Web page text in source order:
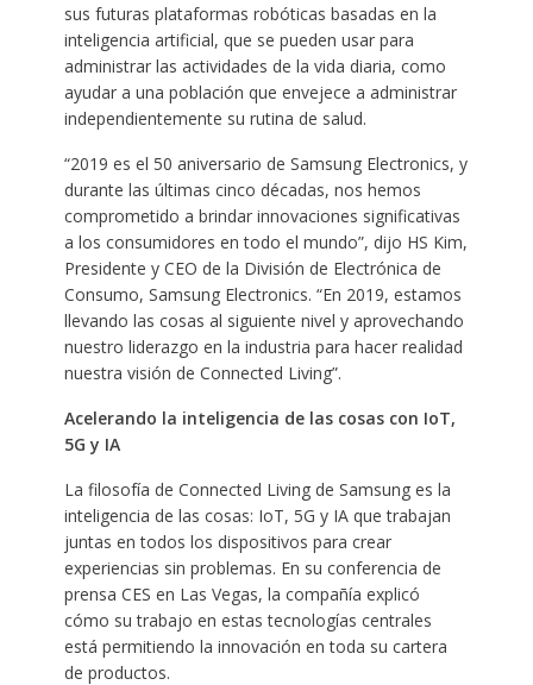
sus futuras plataformas robóticas basadas en la
inteligencia artificial, que se pueden usar para
administrar las actividades de la vida diaria, como
ayudar a una población que envejece a administrar
independientemente su rutina de salud.
“2019 es el 50 aniversario de Samsung Electronics, y
durante las últimas cinco décadas, nos hemos
comprometido a brindar innovaciones significativas
a los consumidores en todo el mundo”, dijo HS Kim,
Presidente y CEO de la División de Electrónica de
Consumo, Samsung Electronics. “En 2019, estamos
llevando las cosas al siguiente nivel y aprovechando
nuestro liderazgo en la industria para hacer realidad
nuestra visión de Connected Living”.
Acelerando la inteligencia de las cosas con IoT,
5G y IA
La filosofía de Connected Living de Samsung es la
inteligencia de las cosas: IoT, 5G y IA que trabajan
juntas en todos los dispositivos para crear
experiencias sin problemas. En su conferencia de
prensa CES en Las Vegas, la compañía explicó
cómo su trabajo en estas tecnologías centrales
está permitiendo la innovación en toda su cartera
de productos.